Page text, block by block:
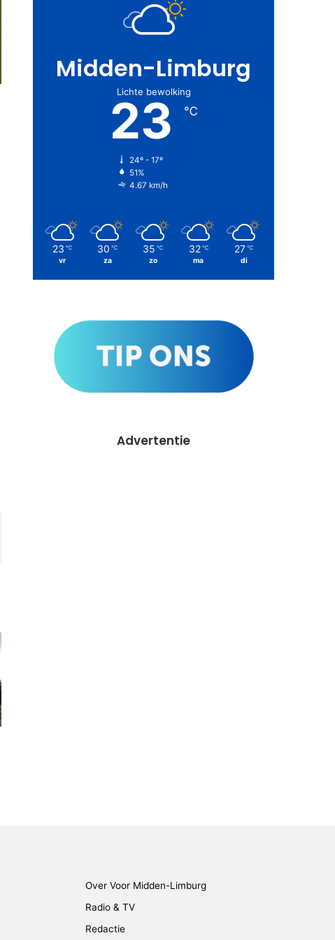
Midden-Limburg
Lichte bewolking
23 ℃
24º - 17º
51%
4.67 km/h
23 ℃
vr
30 ℃
za
35 ℃
zo
32 ℃
ma
27 ℃
di
Advertentie
Over Voor Midden-Limburg
Radio & TV
Redactie